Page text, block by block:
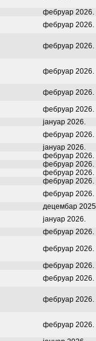
фебруар 2026.
фебруар 2026.
фебруар 2026.
фебруар 2026.
фебруар 2026.
фебруар 2026.
јануар 2026.
фебруар 2026.
јануар 2026.
фебруар 2026.
фебруар 2026.
фебруар 2026.
фебруар 2026.
фебруар 2026.
децембар
јануар 2026.
фебруар 2026.
фебруар 2026.
фебруар 2026.
фебруар 2026.
фебруар 2026.
фебруар 2026.